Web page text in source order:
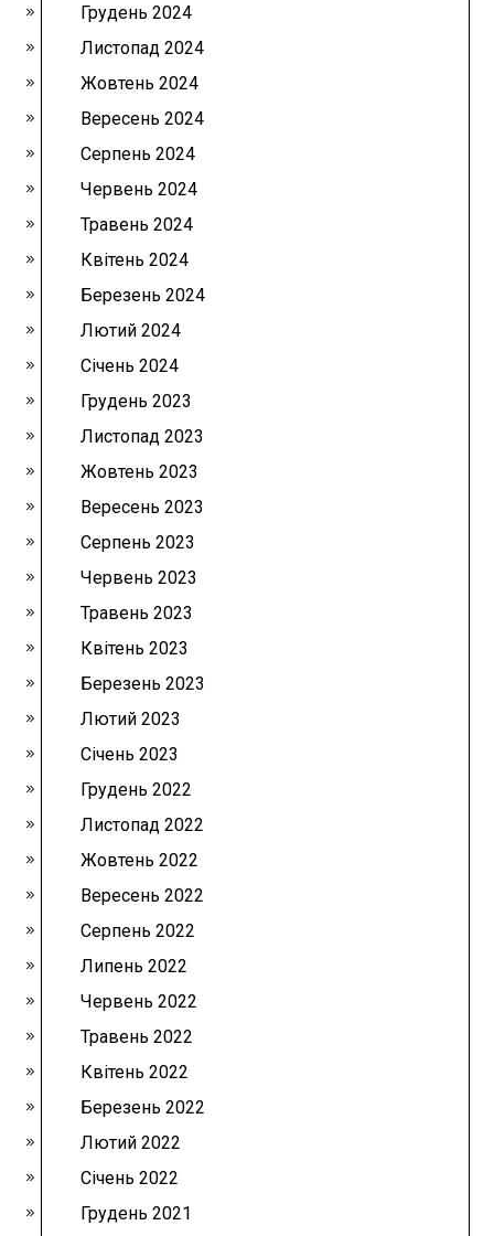
Грудень 2024
Листопад 2024
Жовтень 2024
Вересень 2024
Серпень 2024
Червень 2024
Травень 2024
Квітень 2024
Березень 2024
Лютий 2024
Січень 2024
Грудень 2023
Листопад 2023
Жовтень 2023
Вересень 2023
Серпень 2023
Червень 2023
Травень 2023
Квітень 2023
Березень 2023
Лютий 2023
Січень 2023
Грудень 2022
Листопад 2022
Жовтень 2022
Вересень 2022
Серпень 2022
Липень 2022
Червень 2022
Травень 2022
Квітень 2022
Березень 2022
Лютий 2022
Січень 2022
Грудень 2021